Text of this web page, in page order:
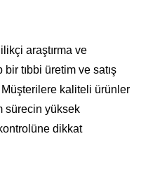
araştırma ve
tıbbi üretim ve satış
kaliteli ürünler
sürecin yüksek
dikkat